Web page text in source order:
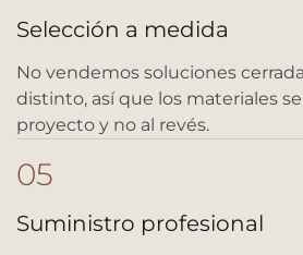
Selección a medida
No vendemos soluciones
distinto, así que los materiales
proyecto y no al revés.
05
Suministro profesional